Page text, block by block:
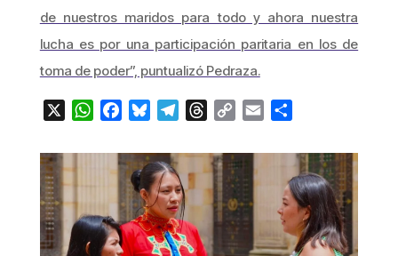
de nuestros maridos para todo y ahora nuestra
lucha es por una participación paritaria en los de
toma de poder”, puntualizó Pedraza.
WhatsApp
FacebookBlueskyTelegramThreads
Copy Email